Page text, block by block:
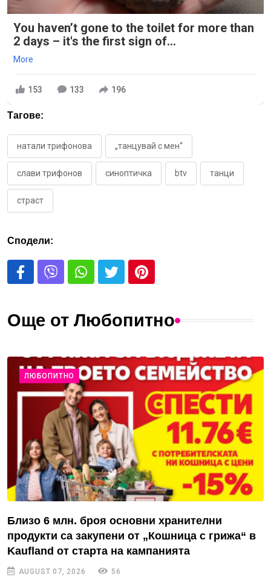
You haven’t gone to the toilet for more than
2 days – it's the first sign of...
More
153 133 196
Тагове:
натали трифонова „танцувай с мен“
слави трифонов синоптичка btv танци
страст
Сподели:
Още от Любопитно
ЛЮБОПИТНО
Близо 6 млн. броя основни хранителни
продукти са закупени от „Кошница с грижа“ в
Kaufland от старта на кампанията
AUGUST 07, 2026 56